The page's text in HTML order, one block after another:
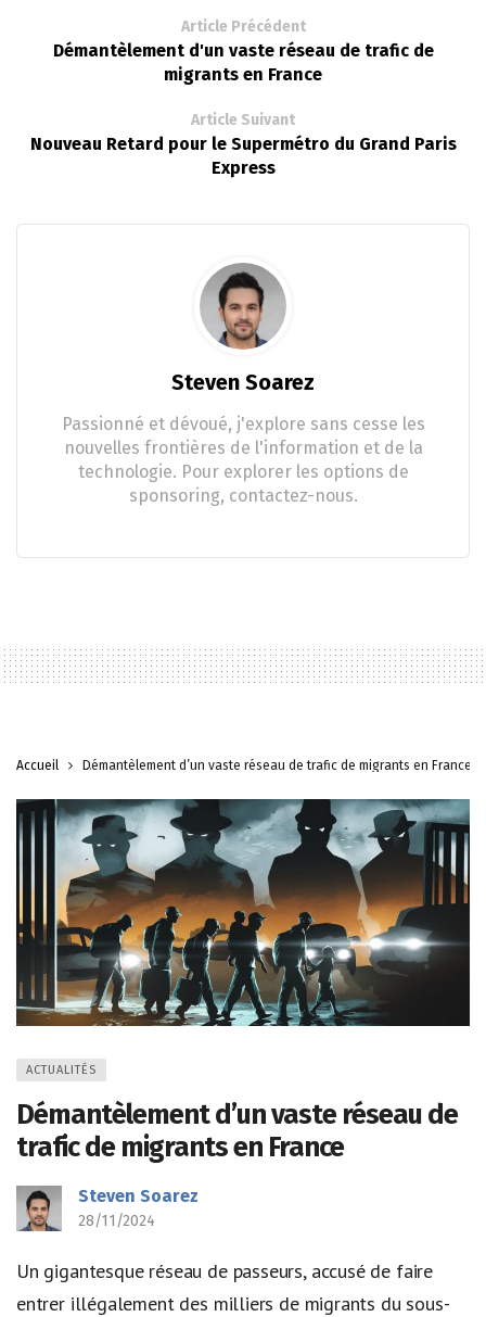
Article Précédent
Démantèlement d'un vaste réseau de trafic de
migrants en France
Article Suivant
Nouveau Retard pour le Supermétro du Grand Paris
Express
Steven Soarez
Passionné et dévoué, j'explore sans cesse les
nouvelles frontières de l'information et de la
technologie. Pour explorer les options de
sponsoring, contactez-nous.
Accueil Démantèlement d’un vaste réseau de trafic de migrants en France
ACTUALITÉS
Démantèlement d’un vaste réseau de
trafic de migrants en France
Steven Soarez
28/11/2024
Un gigantesque réseau de passeurs, accusé de faire
entrer illégalement des milliers de migrants du sous-